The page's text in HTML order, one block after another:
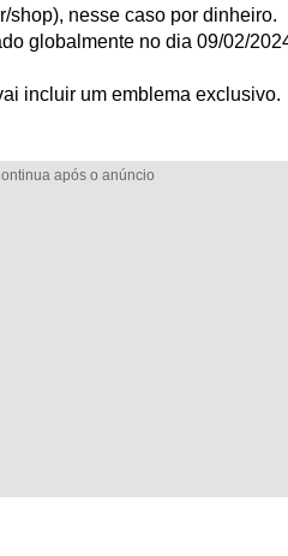
shop), nesse caso por dinheiro.
globalmente no dia 09/02/
incluir um emblema exclusivo.